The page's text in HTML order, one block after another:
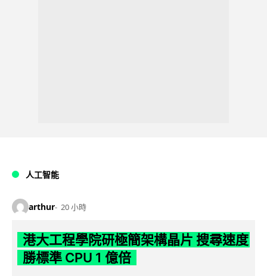
人工智能
arthur 20 小時
港大工程學院研極簡架構晶片 搜尋速度
勝標準 CPU 1 億倍